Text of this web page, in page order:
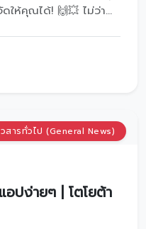
ให้คุณได้! 🙌💥 ไม่ว่า
ยต้า วรจักร์ยนต์ เลย
พิ่มเติมได้ที่โทร 𝟬𝟮-𝟲...
สารทั่วไป (General News)
ปง่ายๆ | โตโยต้า